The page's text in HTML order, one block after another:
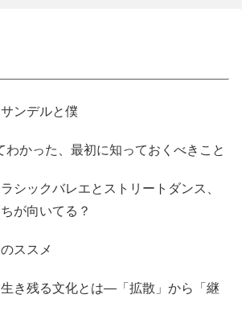
ンデルと僕
わかった、最初に知っておくべきこと
シックバレエとストリートダンス、
が向いてる？
ススメ
生き残る文化とは―「拡散」から「継